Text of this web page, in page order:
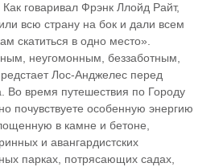
Как говаривал Фрэнк Ллойд Райт,
всю страну на бок и дали всем
скатиться в одно место».
неугомонным, беззаботным,
Лос-Анджелес перед
Во время путешествия по Городу
почувствуете особенную энергию
в камне и бетоне,
и авангардистских
парках, потрясающих садах,